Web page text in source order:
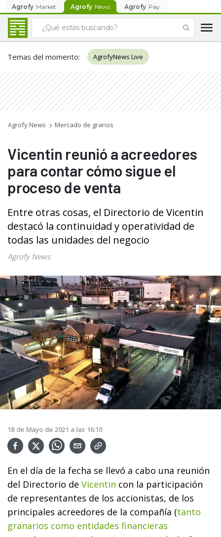
Agrofy Market Agrofy News Agrofy Pay
Temas del momento: AgrofyNews Live
Agrofy News Mercado de granos
Vicentin reunió a acreedores
para contar cómo sigue el
proceso de venta
Entre otras cosas, el Directorio de Vicentin
destacó la continuidad y operatividad de
todas las unidades del negocio
Agrofy News
18 de Mayo de 2021 a las 16:10
En el día de la fecha se llevó a cabo una reunión
del Directorio de Vicentin con la participación
de representantes de los accionistas, de los
principales acreedores de la compañía (tanto
granarios como entidades financieras